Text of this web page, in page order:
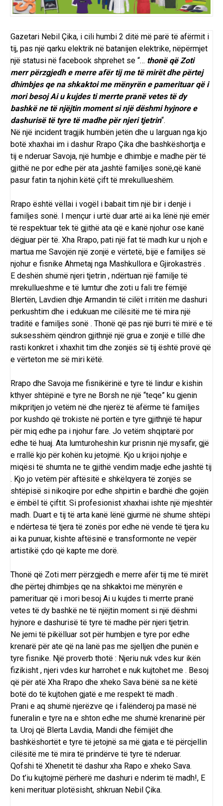
Gazetari Nebil Çika, i cili humbi 2 ditë më parë të afërmit i
tij, pas një qarku elektrik në batanijen elektrike, nëpërmjet
një statusi në facebook shprehet se “… thonë që Zoti
merr përzgjedh e merre afër tij me të mirët dhe përtej
dhimbjes qe na shkaktoi me mënyrën e pamerituar që i
mori besoj Ai u kujdes ti merrte pranë vetes të dy
bashkë ne të njëjtin moment si një dëshmi hyjnore e
dashurisë të tyre të madhe për njeri tjetrin“.
Në një incident tragjik humbën jetën dhe u larguan nga kjo
botë xhaxhai im i dashur Rrapo Çika dhe bashkëshortja e
tij e nderuar Savoja, një humbje e dhimbje e madhe për të
gjithë ne por edhe për ata ,jashtë familjes sonë,që kanë
pasur fatin ta njohin këtë çift të mrekullueshëm.
Rrapo është vëllai i vogël i babait tim një bir i denjë i
familjes sonë. I mençur i urtë duar artë ai ka lënë një emër
të respektuar tek të gjithë ata që e kanë njohur ose kanë
dëgjuar për të. Xha Rrapo, pati një fat të madh kur u njoh e
martua me Savojën një zonjë e vërtetë, bijë e familjes së
njohur e fisnike Ahmetaj nga Mashkullora e Gjirokastrës .
E deshën shumë njeri tjetrin , ndërtuan një familje të
mrekullueshme e të lumtur dhe zoti u fali tre fëmijë
Blertën, Lavdien dhje Armandin të cilët i rritën me dashuri
perkushtim dhe i edukuan me cilësitë me të mira një
traditë e familjes sonë . Thonë që pas një burri të mirë e të
suksesshëm qëndron gjithnjë një grua e zonjë e tillë dhe
rasti konkret i xhaxhit tim dhe zonjës së tij është provë që
e vërteton me së miri këtë.
Rrapo dhe Savoja me fisnikërinë e tyre të lindur e kishin
kthyer shtëpinë e tyre ne Borsh ne një “teqe” ku gjenin
mikpritjen jo vetëm në dhe njerëz të afërme të familjes
por kushdo që trokiste në portën e tyre gjithnjë të hapur
për miq edhe pa i njohur fare. Jo vetëm shqiptarë por
edhe të huaj. Ata lumturoheshin kur prisnin një mysafir, gjë
e rrallë kjo për kohën ku jetojmë. Kjo u krijoi njohje e
miqësi të shumta ne te gjithë vendim madje edhe jashtë tij
. Kjo jo vetëm për aftësitë e shkëlqyera të zonjës se
shtëpisë si nikoqire por edhe shpirtin e bardhë dhe gojën
e ëmbël të çiftit. Si profesionist xhaxhai ishte një mjeshtër
madh. Duart e tij të arta kanë lënë gjurmë në shume shtëpi
e ndërtesa të tjera të zonës por edhe në vende të tjera ku
ai ka punuar, kishte aftësinë e transformonte ne vepër
artistikë çdo që kapte me dorë.
Thonë që Zoti merr përzgjedh e merre afër tij me të mirët
dhe përtej dhimbjes qe na shkaktoi me mënyrën e
pamerituar që i mori besoj Ai u kujdes ti merrte pranë
vetes të dy bashkë ne të njëjtin moment si një dëshmi
hyjnore e dashurisë të tyre të madhe për njeri tjetrin.
Ne jemi të pikëlluar sot për humbjen e tyre por edhe
krenarë për ate që na lanë pas me sjelljen dhe punën e
tyre fisnike. Një proverb thotë : Njeriu nuk vdes kur ikën
fizikisht , njeri vdes kur harrohet e nuk kujtohet me . Besoj
që për atë Xha Rrapo dhe xheko Sava bënë sa ne këtë
botë do të kujtohen gjatë e me respekt të madh .
Prani e aq shumë njerëzve qe i falënderoj pa masë në
funeralin e tyre na e shton edhe me shumë krenarinë për
ta. Uroj që Blerta Lavdia, Mandi dhe fëmijët dhe
bashkëshortët e tyre të jetojnë sa më gjata e të përcjellin
cilësitë me të mira të prindërve të tyre të nderuar.
Qofshi të Xhenetit të dashur xha Rapo e xheko Sava.
Do t’iu kujtojmë përherë me dashuri e nderim të madh!, E
keni merituar plotësisht, shkruan Nebil Çika.